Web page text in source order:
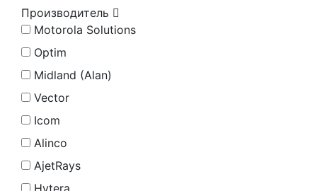
Производитель
Motorola Solutions
Optim
Midland (Alan)
Vector
Icom
Alinco
AjetRays